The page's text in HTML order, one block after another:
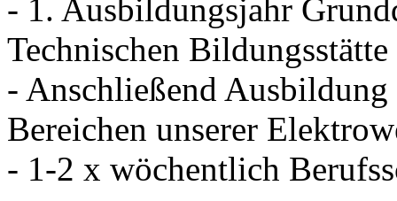
- 1. Ausbildungsjahr
Technischen
- Anschließend
Bereichen unserer
- 1-2 x wöchentlich